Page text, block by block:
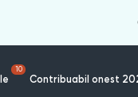
10
Contribuabil onest